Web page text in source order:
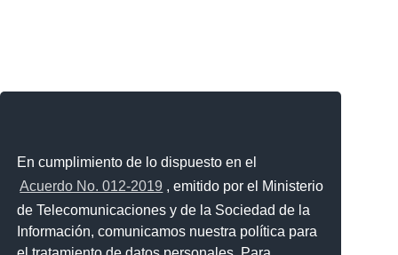
En cumplimiento de lo dispuesto en el
Acuerdo No. 012-2019 , emitido por el Ministerio
de Telecomunicaciones y de la Sociedad de la
Información, comunicamos nuestra política para